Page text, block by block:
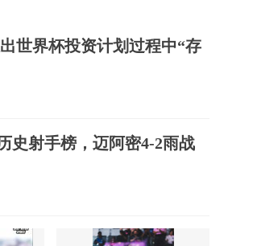
世界杯投资计划过程中“存
史射手榜，迈阿密4-2雨战